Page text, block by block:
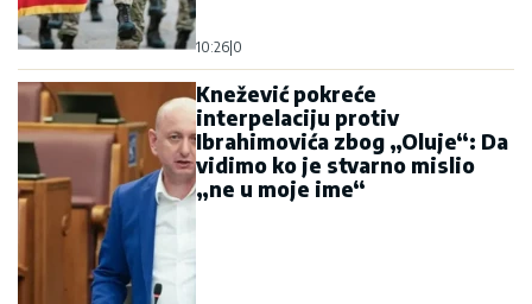
10:26 0
Knežević pokreće
interpelaciju protiv
Ibrahimovića zbog „Oluje“: Da
vidimo ko je stvarno mislio
„ne u moje ime“